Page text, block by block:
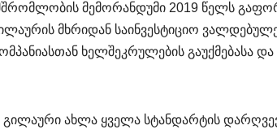
მემორანდუმი 2019 წელს
მხრიდან საინვესტიციო
ხელშეკრულების გაუქმებასა და
გილაური ახლა ყველა სტანდარტის